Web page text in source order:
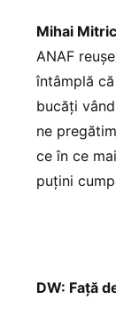
Mihai
ANAF
întâmplă
bucăți
ne
ce în ce
puțini
DW: Față